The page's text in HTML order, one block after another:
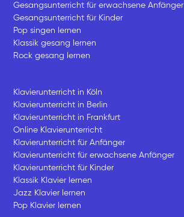
Gesangsunterricht für erwachsene Anfänger
Gesangsunterricht für Kinder
Pop singen lernen
Klassik gesang lernen
Rock gesang lernen
Klavierunterricht in Köln
Klavierunterricht in Berlin
Klavierunterricht in Frankfurt
Online Klavierunterricht
Klavierunterricht für Anfänger
Klavierunterricht für erwachsene Anfänger
Klavierunterricht für Kinder
Klassik Klavier lernen
Jazz Klavier lernen
Pop Klavier lernen